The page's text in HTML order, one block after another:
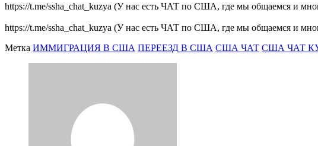
https://t.me/ssha_chat_kuzya (У нас есть ЧАТ по США, где мы общаемся и
https://t.me/ssha_chat_kuzya (У нас есть ЧАТ по США, где мы общаемся и
Метка ИММИГРАЦИЯ В США ПЕРЕЕЗД В США США ЧАТ США ЧАТ